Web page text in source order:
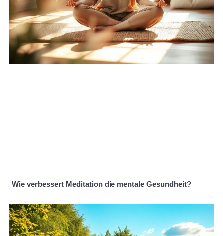
Wie verbessert Meditation die mentale Gesundheit?